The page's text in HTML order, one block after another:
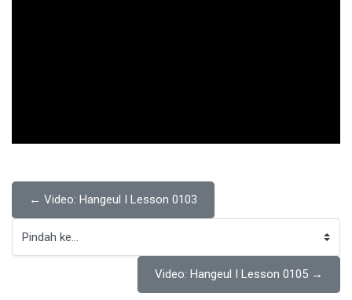
← Video: Hangeul I Lesson 0103
Pindah ke...
Video: Hangeul I Lesson 0105 →